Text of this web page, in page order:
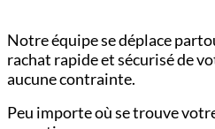
Notre équipe se déplace
rachat rapide et sécurisé de
aucune contrainte.
Peu importe où se trouve